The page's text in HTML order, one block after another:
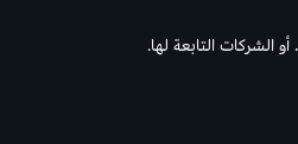
حقوق الطبع والنشر © لعام 2026 لصالح شركة Amazon Web Services, Inc. أو الشركات التابعة لها.